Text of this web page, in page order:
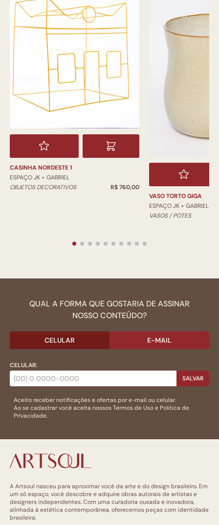
CASINHA NORDESTE 1
ESPAÇO JK + GABRIEL
OBJETOS DECORATIVOS
R$ 760,00
VASO TORTO GIGA
ESPAÇO JK + GABRIEL
VASOS / POTES
QUAL A FORMA QUE GOSTARIA DE ASSINAR
NOSSO CONTEÚDO?
CELULAR E-MAIL
CELULAR:
SALVAR
Aceito receber notificações e ofertas por e-mail ou celular.
Ao se cadastrar você aceita nossosTermos de Usoe Politica de
Privacidade.
A Artsoul nasceu para aproximar você da arte e do design brasileiro. Em
um só espaço, você descobre e adquire obras autorais de artistas e
designers independentes. Com uma curadoria ousada e inovadora,
alinhada à estética contemporânea, oferecemos peças com identidade
brasileira.